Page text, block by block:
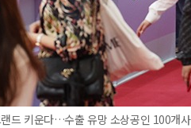
드 키운다…수출 유망 소상공인 100개